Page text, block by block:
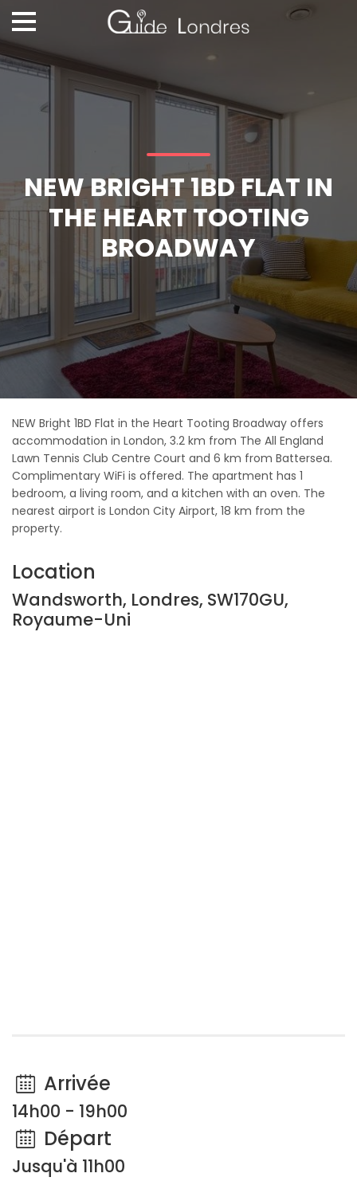
NEW BRIGHT 1BD FLAT IN
THE HEART TOOTING
BROADWAY
NEW Bright 1BD Flat in the Heart Tooting Broadway offers
accommodation in London, 3.2 km from The All England
Lawn Tennis Club Centre Court and 6 km from Battersea.
Complimentary WiFi is offered. The apartment has 1
bedroom, a living room, and a kitchen with an oven. The
nearest airport is London City Airport, 18 km from the
property.
Location
Wandsworth, Londres, SW170GU,
Royaume-Uni
Arrivée
14h00 - 19h00
Départ
Jusqu'à 11h00